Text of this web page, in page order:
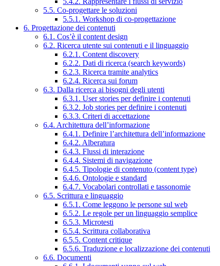
5.5. Co-progettare le soluzioni
5.5.1. Workshop di co-progettazione
6. Progettazione dei contenuti
6.1. Cos’è il content design
6.2. Ricerca utente sui contenuti e il linguaggio
6.2.1. Content discovery
6.2.2. Dati di ricerca (search keywords)
6.2.3. Ricerca tramite analytics
6.2.4. Ricerca sui forum
6.3. Dalla ricerca ai bisogni degli utenti
6.3.1. User stories per definire i contenuti
6.3.2. Job stories per definire i contenuti
6.3.3. Criteri di accettazione
6.4. Architettura dell’informazione
6.4.1. Definire l’architettura dell’informazione
6.4.2. Alberatura
6.4.3. Flussi di interazione
6.4.4. Sistemi di navigazione
6.4.5. Tipologie di contenuto (content type)
6.4.6. Ontologie e standard
6.4.7. Vocabolari controllati e tassonomie
6.5. Scrittura e linguaggio
6.5.1. Come leggono le persone sul web
6.5.2. Le regole per un linguaggio semplice
6.5.3. Microtesti
6.5.4. Scrittura collaborativa
6.5.5. Content critique
6.5.6. Traduzione e localizzazione dei contenuti
6.6. Documenti